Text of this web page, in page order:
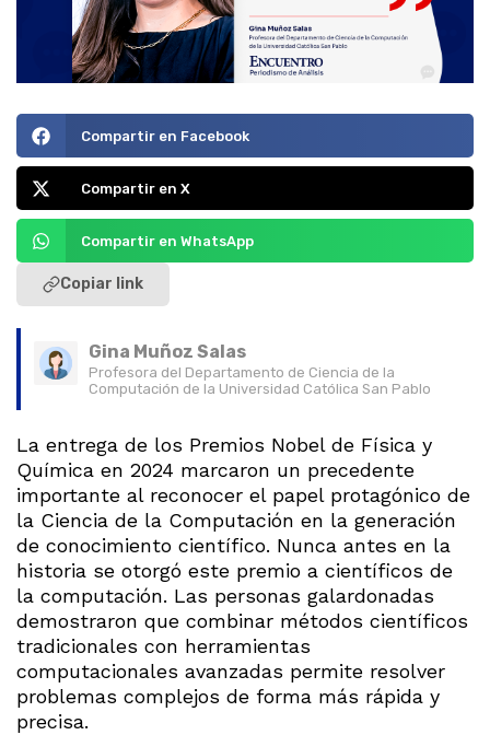
Compartir en Facebook
Compartir en X
Compartir en WhatsApp
Copiar link
Gina Muñoz Salas
Profesora del Departamento de Ciencia de la
Computación de la Universidad Católica San Pablo
La entrega de los Premios Nobel de Física y
Química en 2024 marcaron un precedente
importante al reconocer el papel protagónico de
la Ciencia de la Computación en la generación
de conocimiento científico. Nunca antes en la
historia se otorgó este premio a científicos de
la computación. Las personas galardonadas
demostraron que combinar métodos científicos
tradicionales con herramientas
computacionales avanzadas permite resolver
problemas complejos de forma más rápida y
precisa.